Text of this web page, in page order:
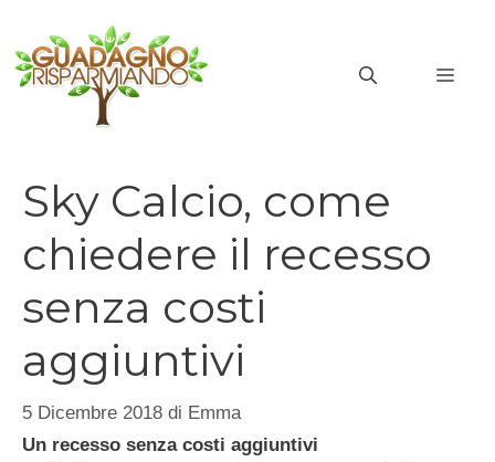
contenuto
Sky Calcio, come
chiedere il recesso
senza costi
aggiuntivi
5 Dicembre 2018 di Emma
Un recesso senza costi aggiuntivi